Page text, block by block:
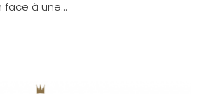
à une...